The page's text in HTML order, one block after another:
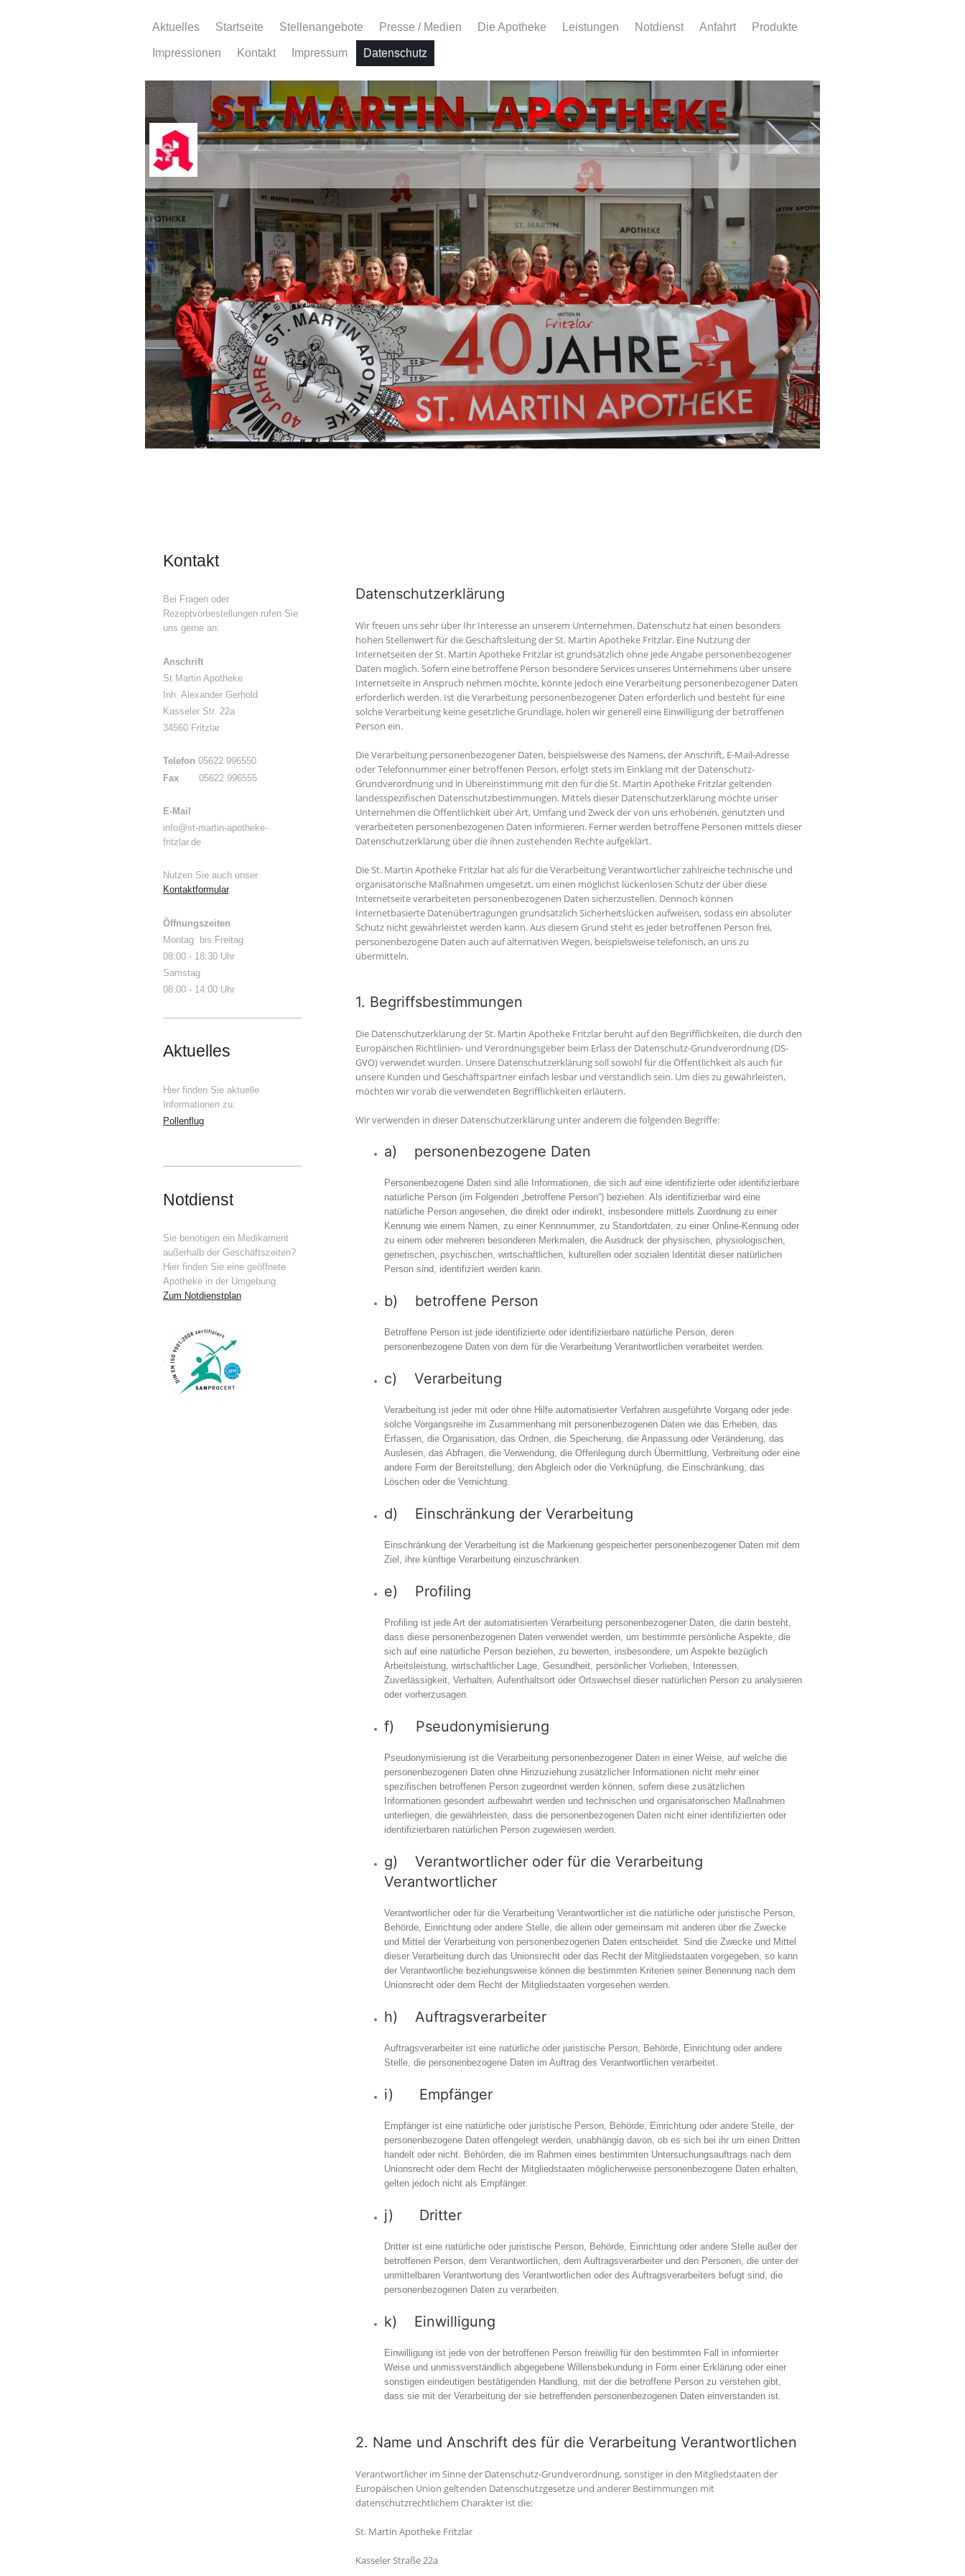
Aktuelles Startseite Stellenangebote Presse / Medien Die Apotheke Leistungen Notdienst Anfahrt Produkte
Impressionen Kontakt Impressum Datenschutz
Datenschutzerklärung
Wir freuen uns sehr über Ihr Interesse an unserem Unternehmen. Datenschutz hat einen besonders
hohen Stellenwert für die Geschäftsleitung der St. Martin Apotheke Fritzlar. Eine Nutzung der
Internetseiten der St. Martin Apotheke Fritzlar ist grundsätzlich ohne jede Angabe personenbezogener
Daten möglich. Sofern eine betroffene Person besondere Services unseres Unternehmens über unsere
Internetseite in Anspruch nehmen möchte, könnte jedoch eine Verarbeitung personenbezogener Daten
erforderlich werden. Ist die Verarbeitung personenbezogener Daten erforderlich und besteht für eine
solche Verarbeitung keine gesetzliche Grundlage, holen wir generell eine Einwilligung der betroffenen
Person ein.
Die Verarbeitung personenbezogener Daten, beispielsweise des Namens, der Anschrift, E-Mail-Adresse
oder Telefonnummer einer betroffenen Person, erfolgt stets im Einklang mit der Datenschutz-
Grundverordnung und in Übereinstimmung mit den für die St. Martin Apotheke Fritzlar geltenden
landesspezifischen Datenschutzbestimmungen. Mittels dieser Datenschutzerklärung möchte unser
Unternehmen die Öffentlichkeit über Art, Umfang und Zweck der von uns erhobenen, genutzten und
verarbeiteten personenbezogenen Daten informieren. Ferner werden betroffene Personen mittels dieser
Datenschutzerklärung über die ihnen zustehenden Rechte aufgeklärt.
Die St. Martin Apotheke Fritzlar hat als für die Verarbeitung Verantwortlicher zahlreiche technische und
organisatorische Maßnahmen umgesetzt, um einen möglichst lückenlosen Schutz der über diese
Internetseite verarbeiteten personenbezogenen Daten sicherzustellen. Dennoch können
Internetbasierte Datenübertragungen grundsätzlich Sicherheitslücken aufweisen, sodass ein absoluter
Schutz nicht gewährleistet werden kann. Aus diesem Grund steht es jeder betroffenen Person frei,
personenbezogene Daten auch auf alternativen Wegen, beispielsweise telefonisch, an uns zu
übermitteln.
1. Begriffsbestimmungen
Die Datenschutzerklärung der St. Martin Apotheke Fritzlar beruht auf den Begrifflichkeiten, die durch den
Europäischen Richtlinien- und Verordnungsgeber beim Erlass der Datenschutz-Grundverordnung (DS-
GVO) verwendet wurden. Unsere Datenschutzerklärung soll sowohl für die Öffentlichkeit als auch für
unsere Kunden und Geschäftspartner einfach lesbar und verständlich sein. Um dies zu gewährleisten,
möchten wir vorab die verwendeten Begrifflichkeiten erläutern.
Wir verwenden in dieser Datenschutzerklärung unter anderem die folgenden Begriffe:
a) personenbezogene Daten
Personenbezogene Daten sind alle Informationen, die sich auf eine identifizierte oder identifizierbare
natürliche Person (im Folgenden „betroffene Person“) beziehen. Als identifizierbar wird eine
natürliche Person angesehen, die direkt oder indirekt, insbesondere mittels Zuordnung zu einer
Kennung wie einem Namen, zu einer Kennnummer, zu Standortdaten, zu einer Online-Kennung oder
zu einem oder mehreren besonderen Merkmalen, die Ausdruck der physischen, physiologischen,
genetischen, psychischen, wirtschaftlichen, kulturellen oder sozialen Identität dieser natürlichen
Person sind, identifiziert werden kann.
b) betroffene Person
Betroffene Person ist jede identifizierte oder identifizierbare natürliche Person, deren
personenbezogene Daten von dem für die Verarbeitung Verantwortlichen verarbeitet werden.
c) Verarbeitung
Verarbeitung ist jeder mit oder ohne Hilfe automatisierter Verfahren ausgeführte Vorgang oder jede
solche Vorgangsreihe im Zusammenhang mit personenbezogenen Daten wie das Erheben, das
Erfassen, die Organisation, das Ordnen, die Speicherung, die Anpassung oder Veränderung, das
Auslesen, das Abfragen, die Verwendung, die Offenlegung durch Übermittlung, Verbreitung oder eine
andere Form der Bereitstellung, den Abgleich oder die Verknüpfung, die Einschränkung, das
Löschen oder die Vernichtung.
d) Einschränkung der Verarbeitung
Einschränkung der Verarbeitung ist die Markierung gespeicherter personenbezogener Daten mit dem
Ziel, ihre künftige Verarbeitung einzuschränken.
e) Profiling
Profiling ist jede Art der automatisierten Verarbeitung personenbezogener Daten, die darin besteht,
dass diese personenbezogenen Daten verwendet werden, um bestimmte persönliche Aspekte, die
sich auf eine natürliche Person beziehen, zu bewerten, insbesondere, um Aspekte bezüglich
Arbeitsleistung, wirtschaftlicher Lage, Gesundheit, persönlicher Vorlieben, Interessen,
Zuverlässigkeit, Verhalten, Aufenthaltsort oder Ortswechsel dieser natürlichen Person zu analysieren
oder vorherzusagen.
f) Pseudonymisierung
Pseudonymisierung ist die Verarbeitung personenbezogener Daten in einer Weise, auf welche die
personenbezogenen Daten ohne Hinzuziehung zusätzlicher Informationen nicht mehr einer
spezifischen betroffenen Person zugeordnet werden können, sofern diese zusätzlichen
Informationen gesondert aufbewahrt werden und technischen und organisatorischen Maßnahmen
unterliegen, die gewährleisten, dass die personenbezogenen Daten nicht einer identifizierten oder
identifizierbaren natürlichen Person zugewiesen werden.
g) Verantwortlicher oder für die Verarbeitung
Verantwortlicher
Verantwortlicher oder für die Verarbeitung Verantwortlicher ist die natürliche oder juristische Person,
Behörde, Einrichtung oder andere Stelle, die allein oder gemeinsam mit anderen über die Zwecke
und Mittel der Verarbeitung von personenbezogenen Daten entscheidet. Sind die Zwecke und Mittel
dieser Verarbeitung durch das Unionsrecht oder das Recht der Mitgliedstaaten vorgegeben, so kann
der Verantwortliche beziehungsweise können die bestimmten Kriterien seiner Benennung nach dem
Unionsrecht oder dem Recht der Mitgliedstaaten vorgesehen werden.
h) Auftragsverarbeiter
Auftragsverarbeiter ist eine natürliche oder juristische Person, Behörde, Einrichtung oder andere
Stelle, die personenbezogene Daten im Auftrag des Verantwortlichen verarbeitet.
i) Empfänger
Empfänger ist eine natürliche oder juristische Person, Behörde, Einrichtung oder andere Stelle, der
personenbezogene Daten offengelegt werden, unabhängig davon, ob es sich bei ihr um einen Dritten
handelt oder nicht. Behörden, die im Rahmen eines bestimmten Untersuchungsauftrags nach dem
Unionsrecht oder dem Recht der Mitgliedstaaten möglicherweise personenbezogene Daten erhalten,
gelten jedoch nicht als Empfänger.
j) Dritter
Dritter ist eine natürliche oder juristische Person, Behörde, Einrichtung oder andere Stelle außer der
betroffenen Person, dem Verantwortlichen, dem Auftragsverarbeiter und den Personen, die unter der
unmittelbaren Verantwortung des Verantwortlichen oder des Auftragsverarbeiters befugt sind, die
personenbezogenen Daten zu verarbeiten.
k) Einwilligung
Einwilligung ist jede von der betroffenen Person freiwillig für den bestimmten Fall in informierter
Weise und unmissverständlich abgegebene Willensbekundung in Form einer Erklärung oder einer
sonstigen eindeutigen bestätigenden Handlung, mit der die betroffene Person zu verstehen gibt,
dass sie mit der Verarbeitung der sie betreffenden personenbezogenen Daten einverstanden ist.
2. Name und Anschrift des für die Verarbeitung Verantwortlichen
Verantwortlicher im Sinne der Datenschutz-Grundverordnung, sonstiger in den Mitgliedstaaten der
Europäischen Union geltenden Datenschutzgesetze und anderer Bestimmungen mit
datenschutzrechtlichem Charakter ist die:
St. Martin Apotheke Fritzlar
Kasseler Straße 22a
Kontakt
Bei Fragen oder
Rezeptvorbestellungen rufen Sie
uns gerne an:
Anschrift
St.Martin Apotheke
Inh. Alexander Gerhold
Kasseler Str. 22a
34560 Fritzlar
Telefon 05622 996550
Fax
05622 996555
E-Mail
info@st-martin-apotheke-
fritzlar.de
Nutzen Sie auch unser
Kontaktformular.
Öffnungszeiten
Montag bis Freitag
08:00 - 18:30 Uhr
Samstag
08:00 - 14:00 Uhr
Aktuelles
Hier finden Sie aktuelle
Informationen zu:
Pollenflug
Notdienst
Sie benötigen ein Medikament
außerhalb der Geschäftszeiten?
Hier finden Sie eine geöffnete
Apotheke in der Umgebung.
Zum Notdienstplan